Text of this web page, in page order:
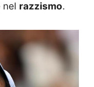
nel razzismo.